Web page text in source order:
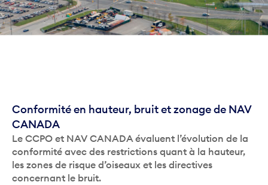
Conformité en hauteur, bruit et zonage de NAV
CANADA
Le CCPO et NAV CANADA évaluent l’évolution de la
conformité avec des restrictions quant à la hauteur,
les zones de risque d’oiseaux et les directives
concernant le bruit.